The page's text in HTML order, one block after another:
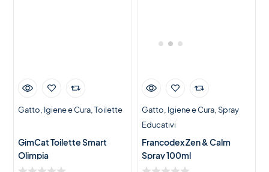
Gatto Igiene e Cura Toilette
GimCat Toilette Smart
Olimpia
Gatto Igiene e Cura Spray
Educativi
Francodex Zen & Calm
Spray 100ml